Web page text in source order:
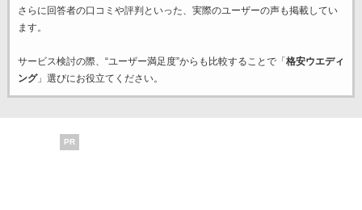
さらに回答者の口コミや評判といった、実際のユーザーの声も掲載してい
ます。
サービス検討の際、“ユーザー満足度”からも比較することで「 格安ウエディ
ング」選びにお役立てください。
PR